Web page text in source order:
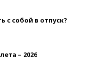
с собой в отпуск?
– 2026